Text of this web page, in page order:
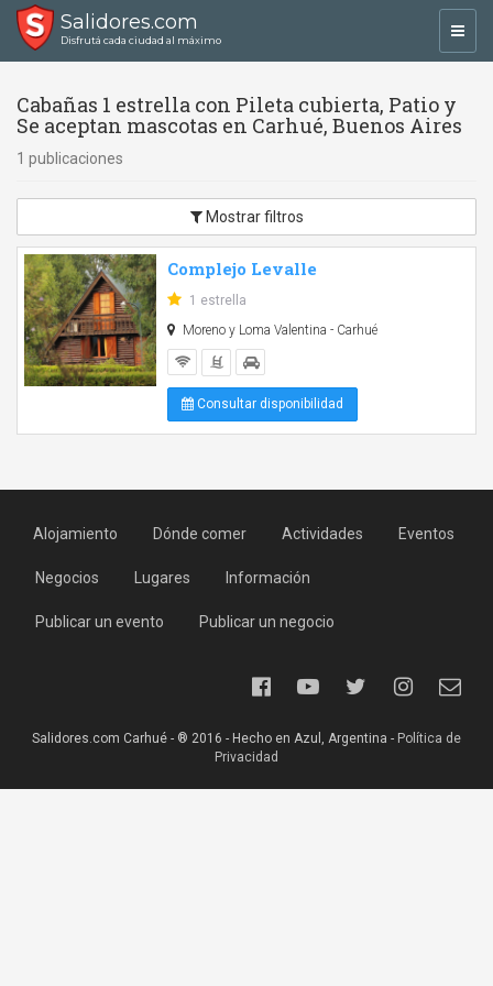
Salidores.com
Disfrutá cada ciudad al máximo
Cabañas 1 estrella con Pileta cubierta, Patio y
Se aceptan mascotas en Carhué, Buenos Aires
1 publicaciones
Mostrar filtros
Complejo Levalle
1 estrella
Moreno y Loma Valentina - Carhué
Consultar disponibilidad
Alojamiento Dónde comer Actividades Eventos
Negocios Lugares Información
Publicar un evento Publicar un negocio
Salidores.com Carhué - ® 2016 - Hecho en Azul, Argentina - Política de
Privacidad